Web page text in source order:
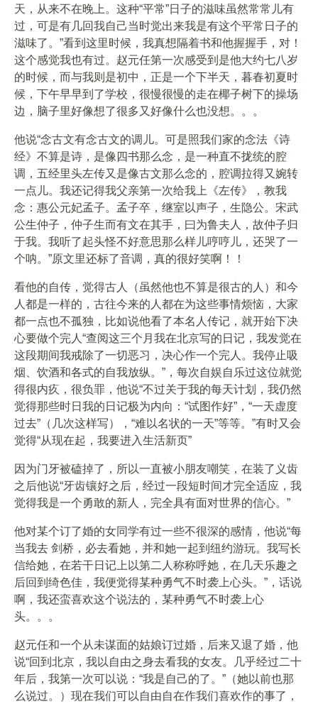
天，从来不在晚上。这种“平常”日子的滋味虽然常常儿有
过，可是有几回我自己当时觉出来我是有这个平常日子的
滋味了。”看到这里时候，我真想隔着书和他握握手，对！
这个感觉我也有过。赵元任第一次感受到是他大约七八岁
的时候，而与我则是初中，正是一个下半天，暮春初夏时
候，下午早早到了学校，很慢很慢的走在椰子树下的操场
边，脑子里好像想了很多又好像什么也没想。。。
他说“念古文有念古文的调儿。可是照我们家的念法《诗
经》不算是诗，是像四书那么念，是一种直不拢统的腔
调，五经里头左传又是像古文那么念的，腔调拉得又婉转
一点儿。我还记得我父亲第一次给我上《左传》，教我
念：惠公元妃孟子。孟子卒，继室以声子，生隐公。宋武
公生仲子，仲子生而有文在其手，曰为鲁夫人，故仲子归
于我。我听了起头怪不好意思那么样儿哼哼儿，还哭了一
个呐。”原文里还标了音调，真的很好笑啊！！
看他的自传，觉得古人（虽然他也不算是很古的人）和今
人都是一样的，古往今来的人都在为这些事情烦恼，大家
都一点也不孤独，比如说他看了本名人传记，就开始下决
心要做个完人“查阅这三个月我在北京写的日记，我发觉在
这段期间我戒除了一切恶习，决心作一个完人。我停止吸
烟、饮酒和各式的自我放纵。”，每次自娱自乐过这位就觉
得很内疚，很负罪，他说“不过关于我的每天计划，我仍然
觉得那些时日我的日记极为内向：“试图作好”，“一天虚度
过去”（几次这样写），“难以名状的一天”等等。”有时又会
觉得“从现在起，我要进入生活新页”
因为门牙被磕掉了，所以一直被小朋友嘲笑，在装了义齿
之后他说“牙齿镶好之后，经过一段短时间才完全适应，我
觉得我是一个勇敢的新人，完全具有面对世界的信心。”
他对某个订了婚的女同学有过一些不很深的感情，他说“每
当我去 剑桥，必去看她，并和她一起到纽约游玩。我写长
信给她，在若干日记上以第二人称称呼她，在几天乐趣之
后回到绮色佳，我便觉得某种勇气不时袭上心头。”，话说
啊，我还蛮喜欢这个说法的，某种勇气不时袭上心
头。。。
赵元任和一个从未谋面的姑娘订过婚，后来又退了婚，他
说“回到北京，我以自由之身去看我的女友。几乎经过二十
年后，我第一次可以说：“我是自己的了。”（她以前也那
么说过。）现在我们可以自由自在作我们喜欢作的事了，